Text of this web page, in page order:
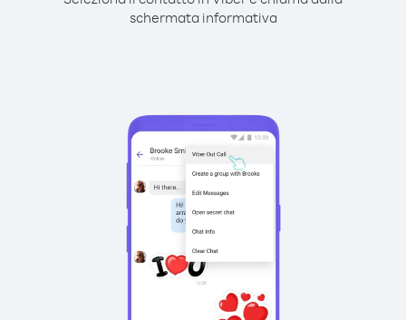
schermata informativa